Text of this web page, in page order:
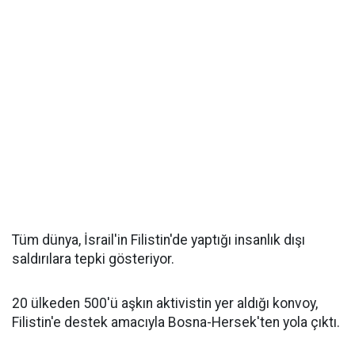
Tüm dünya, İsrail'in Filistin'de yaptığı insanlık dışı
saldırılara tepki gösteriyor.
20 ülkeden 500'ü aşkın aktivistin yer aldığı konvoy,
Filistin'e destek amacıyla Bosna-Hersek'ten yola çıktı.